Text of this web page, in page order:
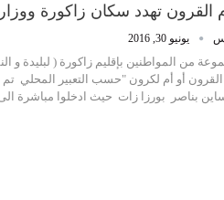
القرون تهدد سكان زاكورة
يونيو 30, 2016
من المواطنين بإقليم زاكورة ( لبليدة و
أو أم لكرون "حسب التعبير المحلي
بناصر بورزا زات حيث ادخلوا مباشرة الى